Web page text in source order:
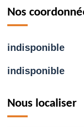
Nos
indisponible
indisponible
Nous localiser